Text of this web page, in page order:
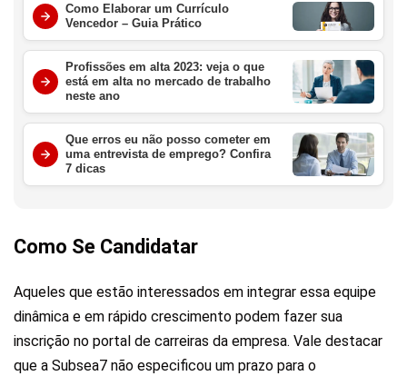
Como Elaborar um Currículo
Vencedor – Guia Prático
Profissões em alta 2023: veja o que
está em alta no mercado de trabalho
neste ano
Que erros eu não posso cometer em
uma entrevista de emprego? Confira
7 dicas
Como Se Candidatar
Aqueles que estão interessados em integrar essa equipe
dinâmica e em rápido crescimento podem fazer sua
inscrição no portal de carreiras da empresa. Vale destacar
que a Subsea7 não especificou um prazo para o